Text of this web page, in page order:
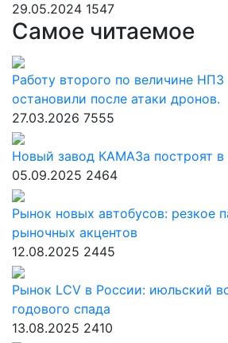
29.05.2024 1547
Самое читаемое
Работу второго по величине НПЗ
остановили после атаки дронов.
27.03.2026 7555
Новый завод КАМАЗа построят в
05.09.2025 2464
Рынок новых автобусов: резкое
рыночных акцентов
12.08.2025 2445
Рынок LCV в России: июльский
годового спада
13.08.2025 2410